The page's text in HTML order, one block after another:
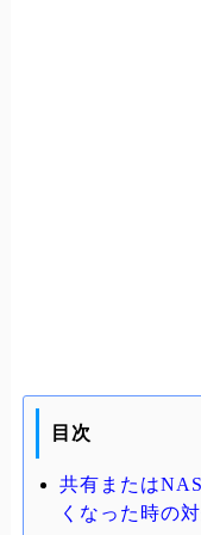
目次
共有または
くなった時の